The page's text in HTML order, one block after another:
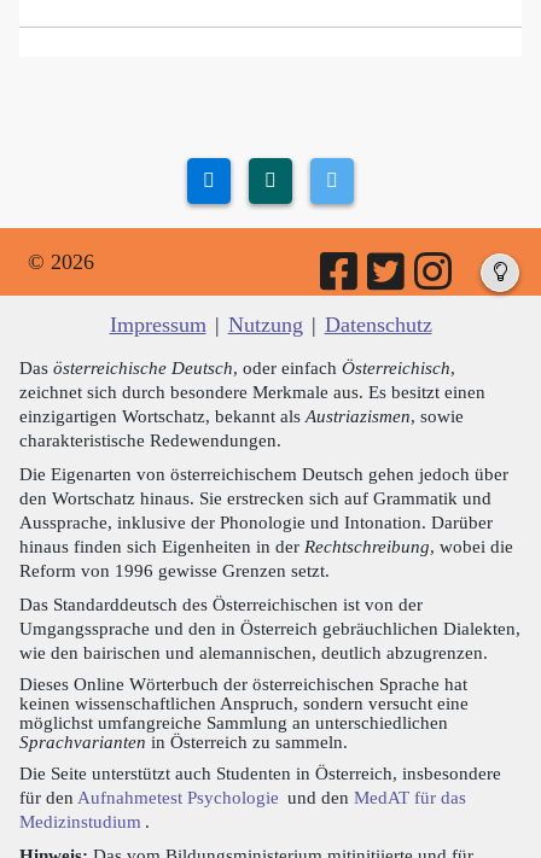
© 2026
Impressum | Nutzung | Datenschutz
Das österreichische Deutsch, oder einfach Österreichisch,
zeichnet sich durch besondere Merkmale aus. Es besitzt einen
einzigartigen Wortschatz, bekannt als Austriazismen, sowie
charakteristische Redewendungen.
Die Eigenarten von österreichischem Deutsch gehen jedoch über
den Wortschatz hinaus. Sie erstrecken sich auf Grammatik und
Aussprache, inklusive der Phonologie und Intonation. Darüber
hinaus finden sich Eigenheiten in der Rechtschreibung, wobei die
Reform von 1996 gewisse Grenzen setzt.
Das Standarddeutsch des Österreichischen ist von der
Umgangssprache und den in Österreich gebräuchlichen Dialekten,
wie den bairischen und alemannischen, deutlich abzugrenzen.
Dieses Online Wörterbuch der österreichischen Sprache hat
keinen wissenschaftlichen Anspruch, sondern versucht eine
möglichst umfangreiche Sammlung an unterschiedlichen
Sprachvarianten in Österreich zu sammeln.
Die Seite unterstützt auch Studenten in Österreich, insbesondere
für den Aufnahmetest Psychologie und den MedAT für das
Medizinstudium .